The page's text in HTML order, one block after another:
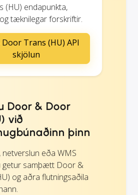
(HU) endapunkta,
tæknilegar forskriftir.
Trans (HU) API
skjölun
Door & Door
við
þinn
netverslun eða WMS
getur samþætt Door &
og aðra flutningsaðila